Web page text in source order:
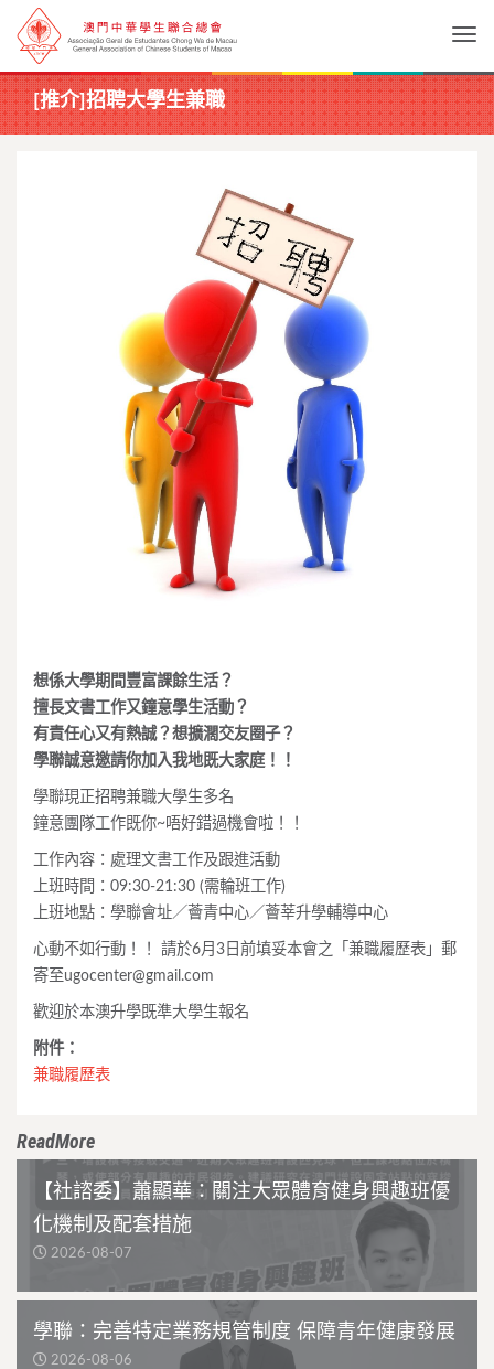
[推介]招聘大學生兼職
想係大學期間豐富課餘生活？
擅長文書工作又鐘意學生活動？
有責任心又有熱誠？想擴濶交友圈子？
學聯誠意邀請你加入我地既大家庭！！
學聯現正招聘兼職大學生多名
鐘意團隊工作既你~唔好錯過機會啦！！
工作內容：處理文書工作及跟進活動
上班時間：09:30-21:30 (需輪班工作)
上班地點：學聯會址／薈青中心／薈莘升學輔導中心
心動不如行動！！ 請於6月3日前填妥本會之「兼職履歷表」郵
寄至ugocenter@gmail.com
歡迎於本澳升學既準大學生報名
附件：
兼職履歷表
ReadMore
【社諮委】蕭顯華：關注大眾體育健身興趣班優
化機制及配套措施
2026-08-07
學聯：完善特定業務規管制度 保障青年健康發展
2026-08-06